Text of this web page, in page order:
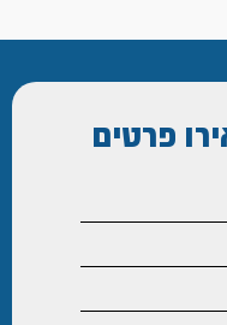
פרטים